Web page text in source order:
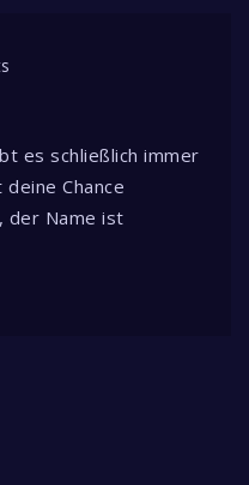
es schließlich immer
Chance
der Name ist